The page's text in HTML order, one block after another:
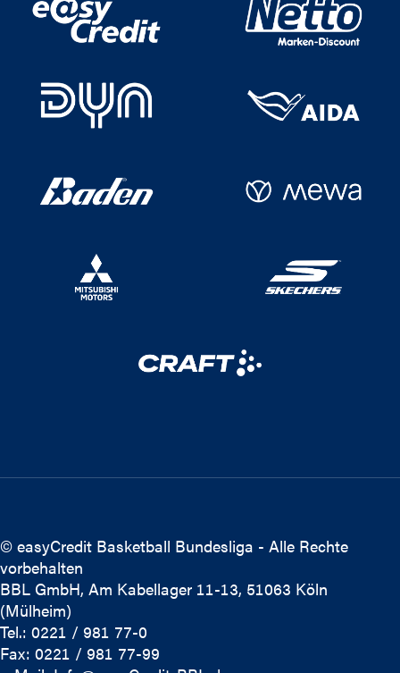
© easyCredit Basketball Bundesliga - Alle Rechte
vorbehalten
BBL GmbH, Am Kabellager 11-13, 51063 Köln
(Mülheim)
Tel.: 0221 / 981 77-0
Fax: 0221 / 981 77-99